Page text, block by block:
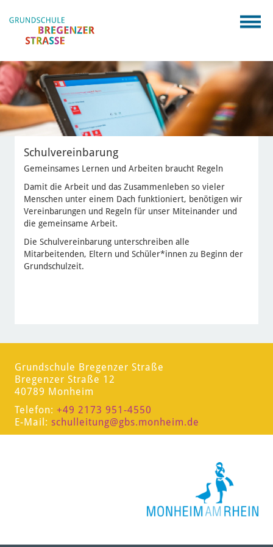
Schulvereinbarung
Gemeinsames Lernen und Arbeiten braucht Regeln
Damit die Arbeit und das Zusammenleben so vieler
Menschen unter einem Dach funktioniert, benötigen wir
Vereinbarungen und Regeln für unser Miteinander und
die gemeinsame Arbeit.
Die Schulvereinbarung unterschreiben alle
Mitarbeitenden, Eltern und Schüler*innen zu Beginn der
Grundschulzeit.
Grundschule Bregenzer Straße
Bregenzer Straße 12
40789 Monheim
Telefon: +49 2173 951-4550
E-Mail: schulleitung@gbs.monheim.de